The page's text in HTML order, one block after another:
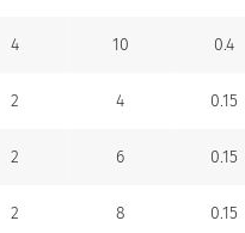
4 10
0.4
2 4
0.15
2 6
0.15
2 8
0.15